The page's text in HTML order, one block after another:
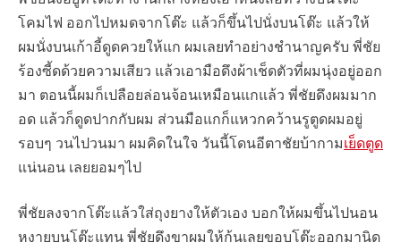
โคมไฟ ออกไปหมดจากโต๊ะ แล้วก็ขึ้นไปนั่งบนโต๊ะ แล้วให้
ผมนั่งบนเก้าอี้ดูดควยให้แก ผมเลยทำอย่างชำนาญครับ พี่ชัย
ร้องซี้ดด้วยความเสียว แล้วเอามือดึงผ้าเช็ดตัวที่ผมนุ่งอยู่ออก
มา ตอนนี้ผมก็เปลือยล่อนจ้อนเหมือนแกแล้ว พี่ชัยดึงผมมาก
อด แล้วก็ดูดปากกับผม ส่วนมือแกก็แหวกคว้านรูตูดผมอยู่
รอบๆ วนไปวนมา ผมคิดในใจ วันนี้โดนอีตาชัยบ้ากามเย็ดตูด
แน่นอน เลยยอมๆไป
พี่ชัยลงจากโต๊ะแล้วใส่ถุงยางให้ตัวเอง บอกให้ผมขึ้นไปนอน
หงายบนโต๊ะแทน พี่ชัยดึงขาผมให้ก้นเลยขอบโต๊ะออกมานิด